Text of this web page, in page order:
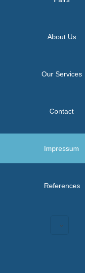
About Us
Our Services
Contact
Impressum
References